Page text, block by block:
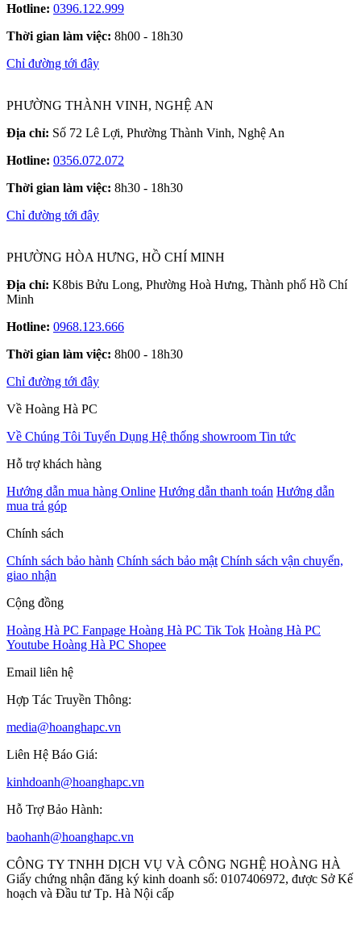
Hotline: 0396.122.999
Thời gian làm việc: 8h00 - 18h30
Chỉ đường tới đây
PHƯỜNG THÀNH VINH, NGHỆ AN
Địa chỉ: Số 72 Lê Lợi, Phường Thành Vinh, Nghệ An
Hotline: 0356.072.072
Thời gian làm việc: 8h30 - 18h30
Chỉ đường tới đây
PHƯỜNG HÒA HƯNG, HỒ CHÍ MINH
Địa chỉ: K8bis Bửu Long, Phường Hoà Hưng, Thành phố Hồ Chí
Minh
Hotline: 0968.123.666
Thời gian làm việc: 8h00 - 18h30
Chỉ đường tới đây
Về Hoàng Hà PC
Về Chúng Tôi Tuyển Dụng Hệ thống showroom Tin tức
Hỗ trợ khách hàng
Hướng dẫn mua hàng Online Hướng dẫn thanh toán Hướng dẫn
mua trả góp
Chính sách
Chính sách bảo hành Chính sách bảo mật Chính sách vận chuyển,
giao nhận
Cộng đồng
Hoàng Hà PC Fanpage Hoàng Hà PC Tik Tok Hoàng Hà PC
Youtube Hoàng Hà PC Shopee
Email liên hệ
Hợp Tác Truyền Thông:
media@hoanghapc.vn
Liên Hệ Báo Giá:
kinhdoanh@hoanghapc.vn
Hỗ Trợ Bảo Hành:
baohanh@hoanghapc.vn
CÔNG TY TNHH DỊCH VỤ VÀ CÔNG NGHỆ HOÀNG HÀ
Giấy chứng nhận đăng ký kinh doanh số: 0107406972, được Sở Kế
hoạch và Đầu tư Tp. Hà Nội cấp